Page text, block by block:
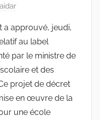
a approuvé, jeudi,
au label
par le ministre de
et des
projet de décret
en œuvre de la
une école